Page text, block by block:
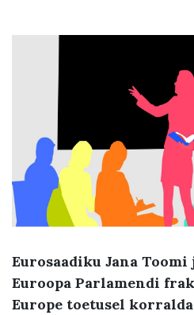
Eurosaadiku Jana
Euroopa Parlamendi
Europe toetusel